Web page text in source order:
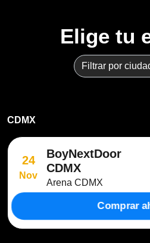
Elige tu
CDMX
24
Nov
BoyNextDoor
CDMX
Arena CDMX
Comprar